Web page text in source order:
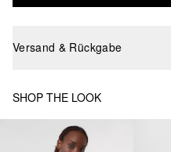
Versand & Rückgabe
SHOP THE LOOK